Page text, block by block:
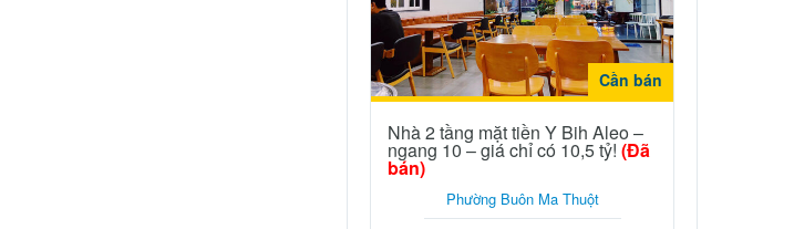
Cần bán
Nhà 2 tầng mặt tiền Y Bih Aleo –
ngang 10 – giá chỉ có 10,5 tỷ!(Đã
bán)
Phường Buôn Ma Thuột